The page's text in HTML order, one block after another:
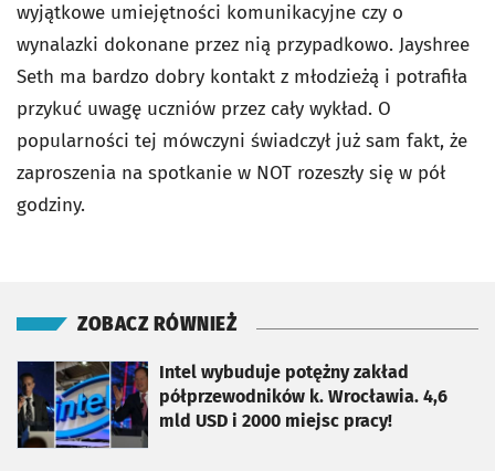
wyjątkowe umiejętności komunikacyjne czy o
wynalazki dokonane przez nią przypadkowo. Jayshree
Seth ma bardzo dobry kontakt z młodzieżą i potrafiła
przykuć uwagę uczniów przez cały wykład. O
popularności tej mówczyni świadczył już sam fakt, że
zaproszenia na spotkanie w NOT rozeszły się w pół
godziny.
ZOBACZ RÓWNIEŻ
Intel wybuduje potężny zakład
półprzewodników k. Wrocławia. 4,6
mld USD i 2000 miejsc pracy!
otworzy się w nowej karcie